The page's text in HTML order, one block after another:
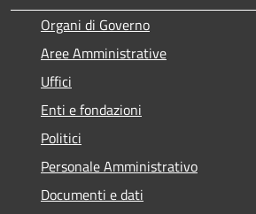
Organi di Governo
Aree Amministrative
Uffici
Enti e fondazioni
Politici
Personale Amministrativo
Documenti e dati